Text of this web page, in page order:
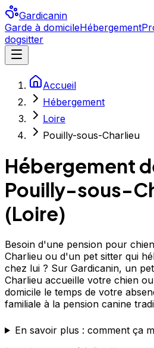
Gardicanin
Garde à domicileHébergement
dogsitter
Accueil
Hébergement
Loire
Pouilly-sous-Charlieu
Hébergement
Pouilly-sous-
(Loire)
Besoin d'une pension pour
Charlieu ou d'un pet sitter qui
chez lui ? Sur Gardicanin, un
Charlieu accueille votre chien
domicile le temps de votre
familiale à la pension canine
En savoir plus : comment ça